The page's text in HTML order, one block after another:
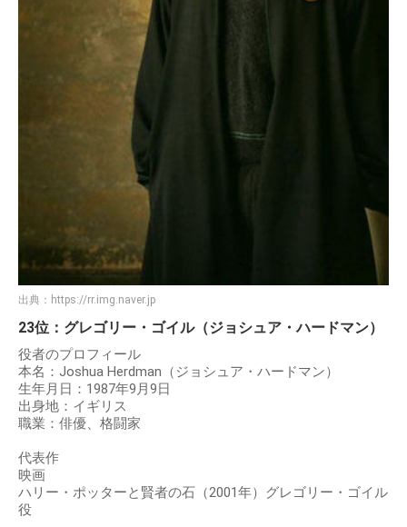
出典： https://rr.img.naver.jp
23位：グレゴリー・ゴイル（ジョシュア・ハードマン）
役者のプロフィール
本名：Joshua Herdman（ジョシュア・ハードマン）
生年月日：1987年9月9日
出身地：イギリス
職業：俳優、格闘家
代表作
映画
ハリー・ポッターと賢者の石（2001年）グレゴリー・ゴイル
役